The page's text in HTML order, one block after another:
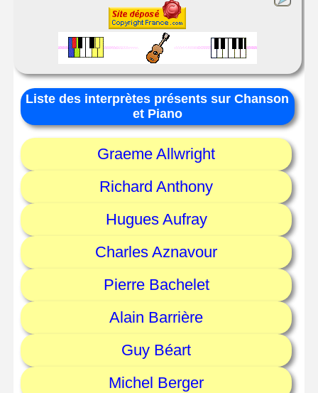
Liste des interprètes présents sur Chanson
et Piano
Graeme Allwright
Richard Anthony
Hugues Aufray
Charles Aznavour
Pierre Bachelet
Alain Barrière
Guy Béart
Michel Berger